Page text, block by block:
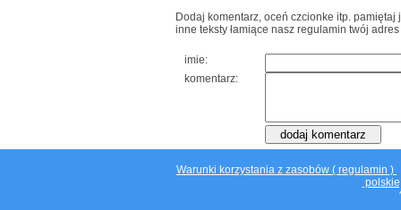
Dodaj komentarz, oceń czcionke itp.
inne teksty łamiące nasz regulamin twój
imie:
komentarz:
Warunki korzystania z zasobów ( regulamin )